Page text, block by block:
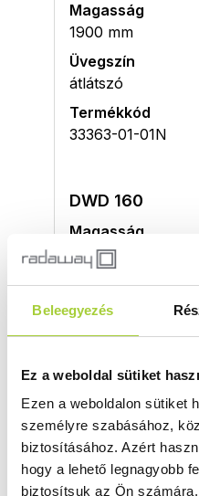
Beleegyezés
Ez a weboldal sütiket
Ezen a weboldalon sütiket
személyre szabásához,
biztosításához. Azért
hogy a lehető legnagyobb
biztosítsuk az Ön számára.
Magasság
1900 mm
Üvegszín
átlátszó
Termékkód
33363-01-01N
DWD 160
Magasság
1900 mm
Üvegszín
fabrik
Termékkód
DWD 160
Magasság
1900 mm